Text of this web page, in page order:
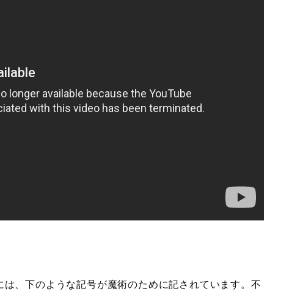
は、下のような記号が魔術のために記されています。不